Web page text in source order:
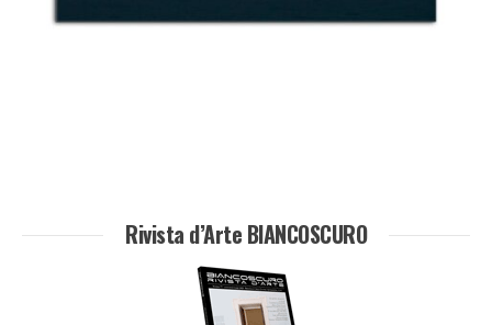
Rivista d’Arte BIANCOSCURO